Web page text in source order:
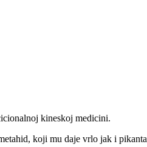
kineskoj medicini.
koji mu daje vrlo jak i